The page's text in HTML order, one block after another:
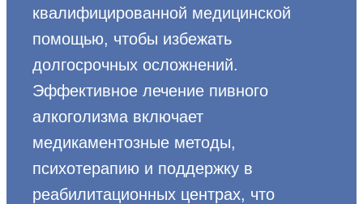
квалифицированной медицинской
помощью, чтобы избежать
долгосрочных осложнений.
Эффективное лечение пивного
алкоголизма включает
медикаментозные методы,
психотерапию и поддержку в
реабилитационных центрах, что